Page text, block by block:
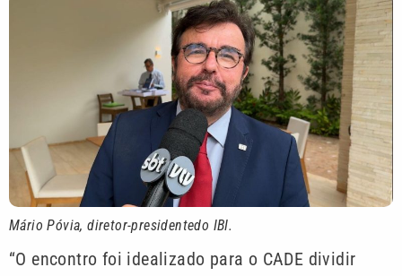
Mário Póvia, diretor-presidentedo IBI.
“O encontro foi idealizado para o CADE dividir